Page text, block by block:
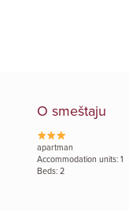
O smeštaju
apartman
Accommodation units: 1
Beds: 2